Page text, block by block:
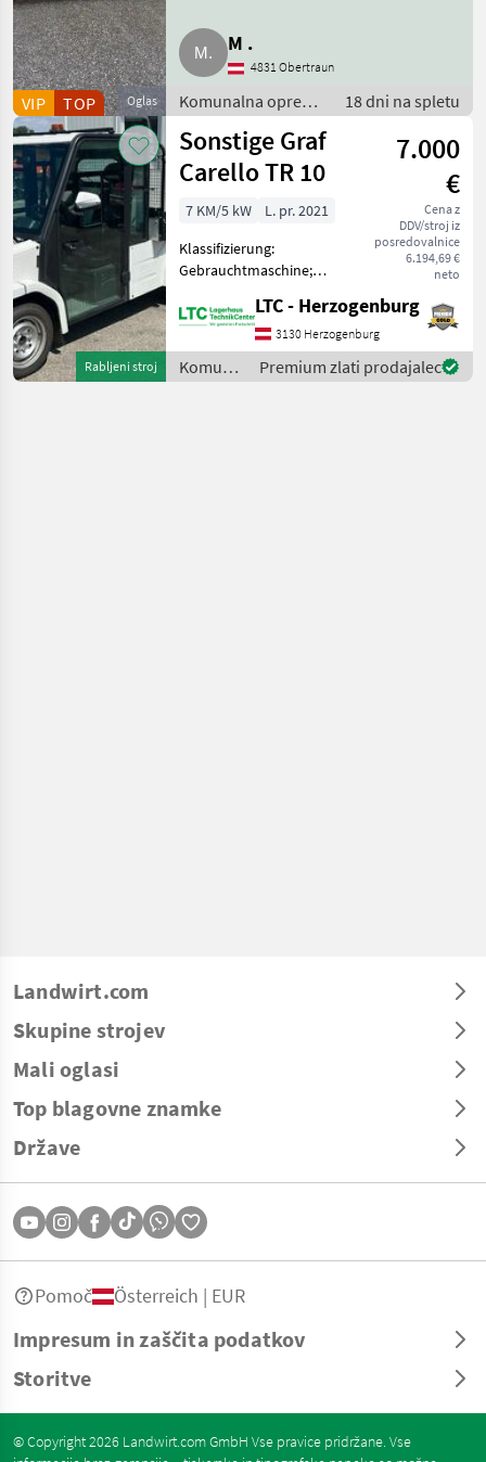
Oglas
VIP TOP
M .
4831 Obertraun
Komunalna oprema
/ Trosilna tehnika
18 dni na spletu
Rabljeni stroj
Sonstige Graf
Carello TR 10
7.000
€
Cena z
DDV/stroj iz
posredovalnice
6.194,69 €
neto
7 KM/5 kW
L. pr. 2021
Klassifizierung:
Gebrauchtmaschine;
L0JEBAD01M1009430;
Anzahl Vorbesitzer: 1;
Weitere
Maschinenmerkmale: Mit
LTC - Herzogenburg
3130 Herzogenburg
Komunalna
oprema
Premium zlati prodajalec
Landwirt.com
Skupine strojev
Mali oglasi
Top blagovne znamke
Države
Impresum in zaščita podatkov
Storitve
Pomoč Österreich | EUR
© Copyright 2026 Landwirt.com GmbH Vse pravice pridržane. Vse